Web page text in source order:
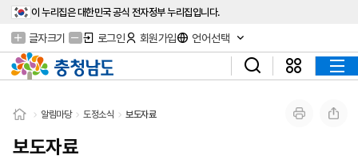
이 누리집은 대한민국 공식 전자정부 누리집입니다.
글자크기 로그인 회원가입 언어선택
알림마당 도정소식 보도자료
보도자료